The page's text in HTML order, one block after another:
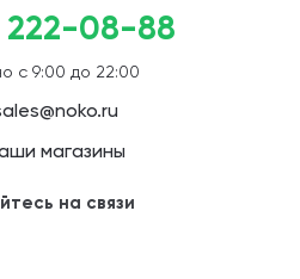
222-08-88
с 9:00 до 22:00
магазины
на связи